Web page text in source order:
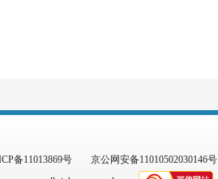
备11013869号
京公网安备11010502030146号